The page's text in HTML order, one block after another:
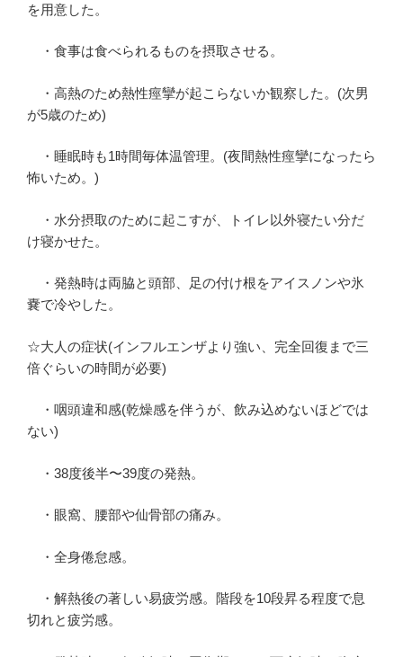
を用意した。
・食事は食べられるものを摂取させる。
・高熱のため熱性痙攣が起こらないか観察した。(次男
が5歳のため)
・睡眠時も1時間毎体温管理。(夜間熱性痙攣になったら
怖いため。)
・水分摂取のために起こすが、トイレ以外寝たい分だ
け寝かせた。
・発熱時は両脇と頭部、足の付け根をアイスノンや氷
嚢で冷やした。
☆大人の症状(インフルエンザより強い、完全回復まで三
倍ぐらいの時間が必要)
・咽頭違和感(乾燥感を伴うが、飲み込めないほどでは
ない)
・38度後半〜39度の発熱。
・眼窩、腰部や仙骨部の痛み。
・全身倦怠感。
・解熱後の著しい易疲労感。階段を10段昇る程度で息
切れと疲労感。